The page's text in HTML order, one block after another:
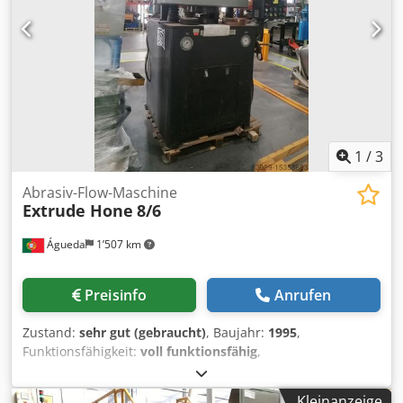
1 /3
Águeda 1’507 km
Abrasiv-Flow-Maschine
Extrude Hone 8/6
Preisinfo Anrufen
Zustand: sehr gut (gebraucht), Baujahr: 1995,
Funktionsfähigkeit: voll funktionsfähig,
Maschinen-/Fahrzeugnummer:
Vector Präzisions-Entgrat- und Poliersystem, Modell 8/6.